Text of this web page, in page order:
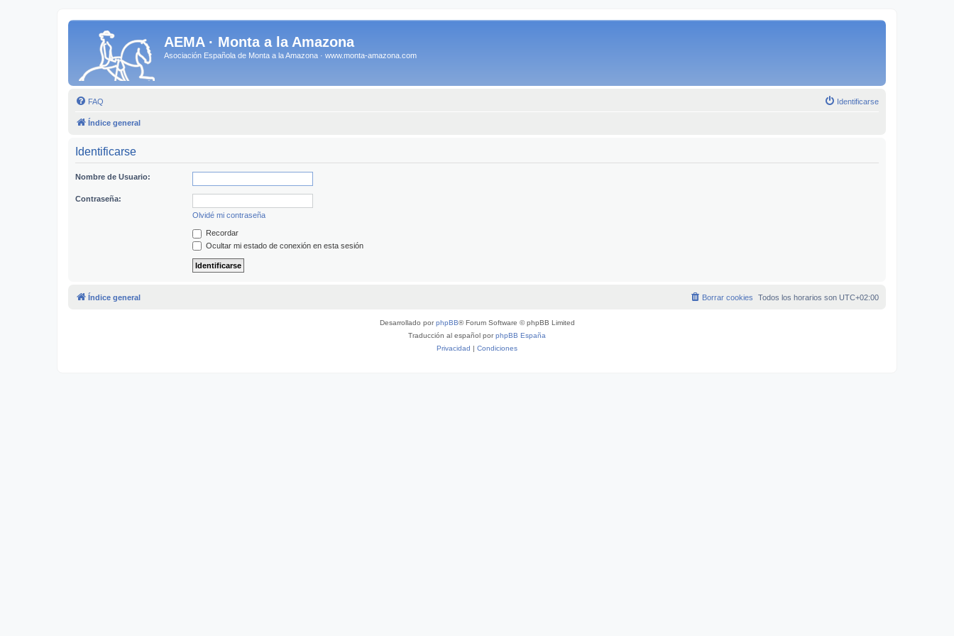
AEMA · Monta a la Amazona
Asociación Española de Monta a la Amazona · www.monta-amazona.com
FAQ Identificarse
Índice general
Identificarse
Nombre de Usuario:
Contraseña:
Olvidé mi contraseña
Recordar
Ocultar mi estado de conexión en esta sesión
Índice general Todos los horarios son UTC+02:00
Borrar cookies
Desarrollado porphpBB® Forum Software © phpBB Limited
Traducción al español porphpBB España
Privacidad | Condiciones